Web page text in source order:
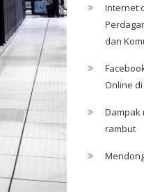
Internet
dan
Online
Dampak
rambut